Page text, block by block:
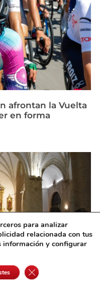
afrontan la Vuelta
en forma
el novenario
de la
para analizar
relacionada con tus
información y configurar
Cerrar el banner de